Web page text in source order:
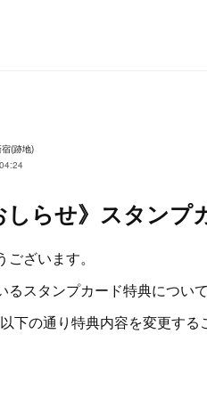
(跡地)
しらせ》スタン
ざいます。
るスタンプカード特典について
下の通り特典内容を変更する